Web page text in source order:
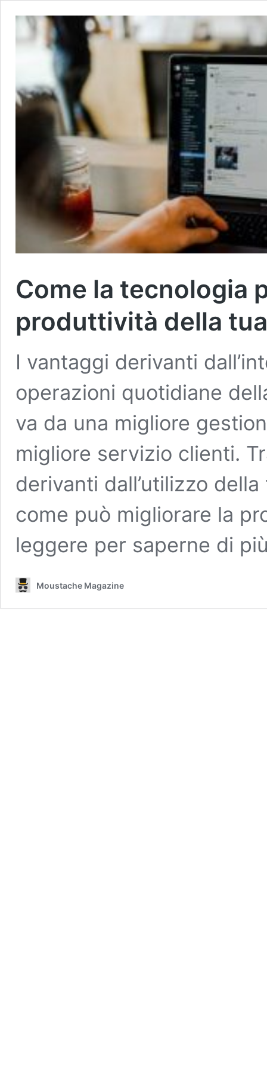
Come la tecnologia
produttività della
I vantaggi derivanti
operazioni quotidiane
va da una migliore
migliore servizio clienti.
derivanti dall’utilizzo
come può migliorare la
leggere per saperne di
Moustache Magazine